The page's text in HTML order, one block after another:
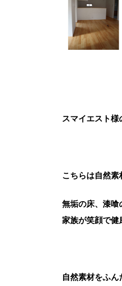
スマイエスト
こちらは自然素
無垢の床、漆喰
家族が笑顔で健
自然素材をふ